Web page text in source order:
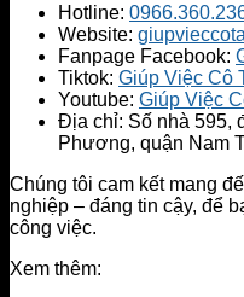
Hotline:
Website:
Fanpage Facebook:
Tiktok: Giúp Việc Cô
Youtube: Giúp Việc
Địa chỉ: Số nhà 595,
Phương, quận Nam
Chúng tôi cam kết mang
nghiệp – đáng tin cậy, để
công việc.
Xem thêm: